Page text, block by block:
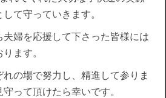
て守っていきます。
夫婦を応援して下さった皆様には
ます。
れの場で努力し、精進して参りま
って頂けたら幸いです。